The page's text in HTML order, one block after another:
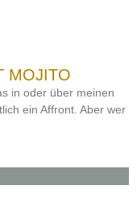
MOJITO
in oder über meinen
ein Affront. Aber wer